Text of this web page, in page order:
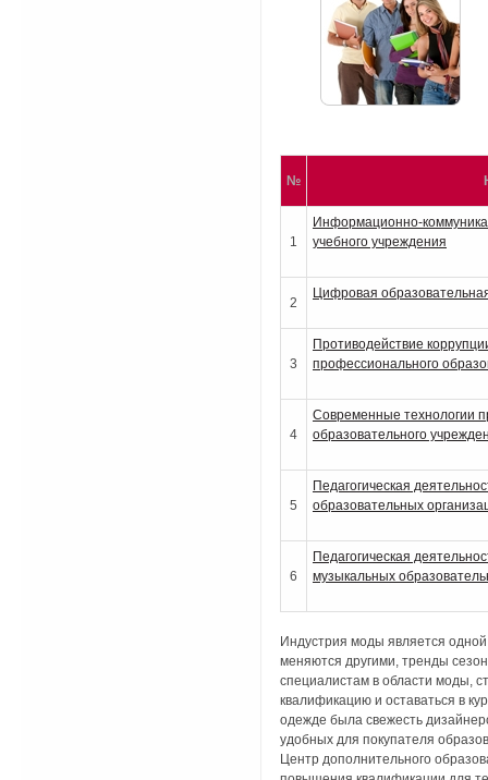
№
1
Информационно-
учебного учреждения
2
Цифровая
3
Противодействие
профессионального
4
Современные технологии
образовательного
5
Педагогическая
образовательных
6
Педагогическая
музыкальных
Индустрия моды является
меняются другими, тренды
специалистам в области моды,
квалификацию и оставаться в
одежде была свежесть
удобных для покупателя
Центр дополнительного